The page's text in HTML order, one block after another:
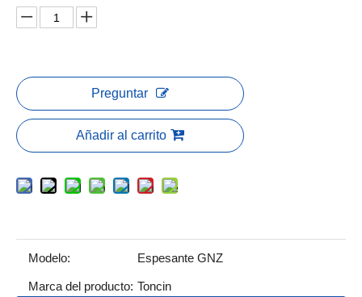
Preguntar
Añadir al carrito
Modelo: Espesante GNZ
Marca del producto: Toncin